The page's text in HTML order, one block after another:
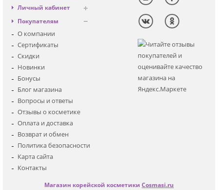
Антивозрастная
Декоративная
Для глаз
Для тела
Наборы
Детская
Личный кабинет
Вход
Регистрация
Покупателям
О компании
Сертификаты
Скидки
Новинки
Бонусы
Блог магазина
Вопросы и ответы
Отзывы о косметике
Оплата и доставка
Возврат и обмен
Политика безопасности
Карта сайта
Контакты
Магазин корейской косметики Cosmasi.ru